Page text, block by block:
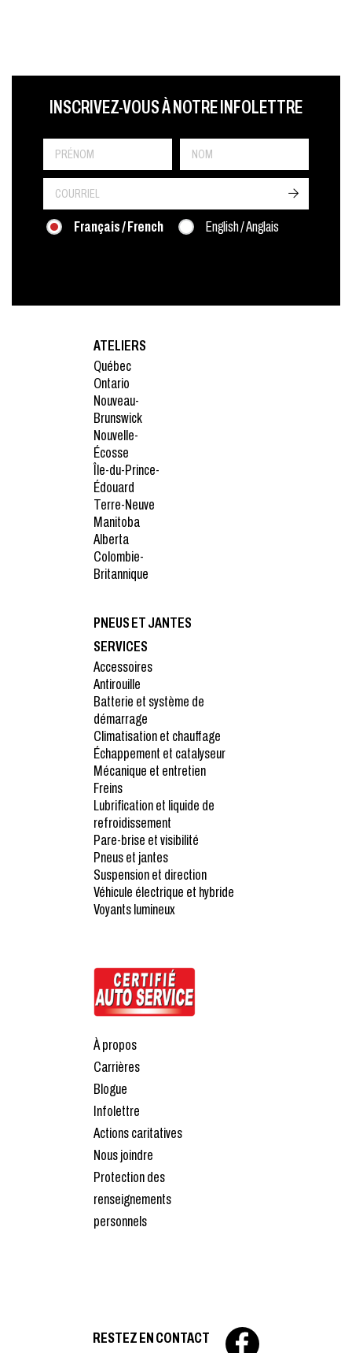
PRÉNOM
LAST NAME
INSCRIVEZ-VOUS À NOTRE INFOLETTRE
LANGUE
Français / French English / Anglais
->
ATELIERS
Québec
Ontario
Nouveau-
Brunswick
Nouvelle-
Écosse
Île-du-Prince-
Édouard
Terre-Neuve
Manitoba
Alberta
Colombie-
Britannique
PNEUS ET JANTES
SERVICES
Accessoires
Antirouille
Batterie et système de
démarrage
Climatisation et chauffage
Échappement et catalyseur
Mécanique et entretien
Freins
Lubrification et liquide de
refroidissement
Pare-brise et visibilité
Pneus et jantes
Suspension et direction
Véhicule électrique et hybride
Voyants lumineux
À propos
Carrières
Blogue
Infolettre
Actions caritatives
Nous joindre
Protection des
renseignements
personnels
RESTEZ EN CONTACT